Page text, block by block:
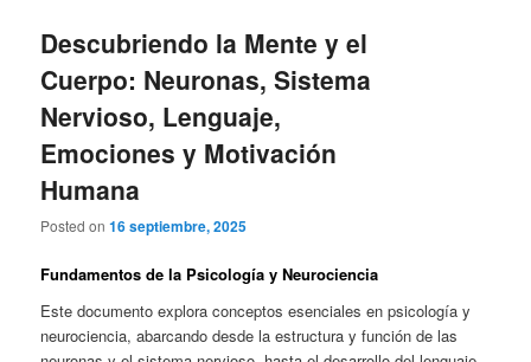
Descubriendo la Mente y el
Cuerpo: Neuronas, Sistema
Nervioso, Lenguaje,
Emociones y Motivación
Humana
Posted on16 septiembre, 2025
Fundamentos de la Psicología y Neurociencia
Este documento explora conceptos esenciales en psicología y
neurociencia, abarcando desde la estructura y función de las